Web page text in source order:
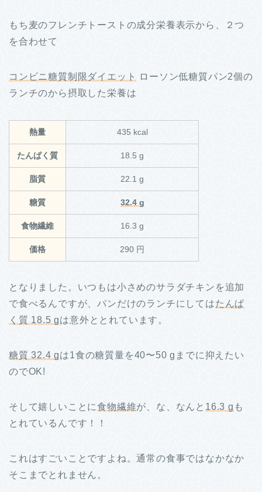
もち麦のフレンチトーストの成分栄養表示から、２つ
を合わせて
コンビニ糖質制限ダイエット
ローソン低糖質パン2個の
ランチのから摂取した栄養は
熱量 435 kcal
たんぱく質 18.5 g
脂質 22.1 g
糖質 32.4 g
食物繊維 16.3 g
価格 290 円
となりました。いつもは小さめのサラダチキンを追加
で食べるんですが、パンだけのランチにしてはたんぱ
く質 18.5 gは意外ととれています。
糖質 32.4 gは1食の糖質量を40〜50 gまでに抑えたい
のでOK!
そして嬉しいことに食物繊維が、な、なんと 16.3 g も
とれているんです！！
これはすごいことですよね。通常の食事ではなかなか
そこまでとれません。